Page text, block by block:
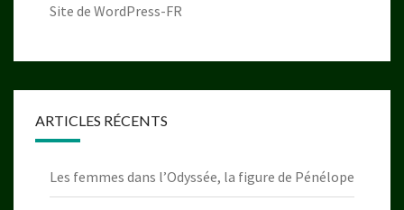
Site de WordPress-FR
ARTICLES RÉCENTS
Les femmes dans l’Odyssée, la figure de Pénélope